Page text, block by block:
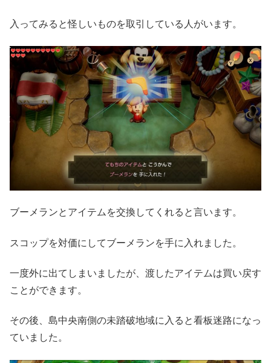
入ってみると怪しいものを取引している人がいます。
ブーメランとアイテムを交換してくれると言います。
スコップを対価にしてブーメランを手に入れました。
一度外に出てしまいましたが、渡したアイテムは買い戻す
ことができます。
その後、島中央南側の未踏破地域に入ると看板迷路になっ
ていました。